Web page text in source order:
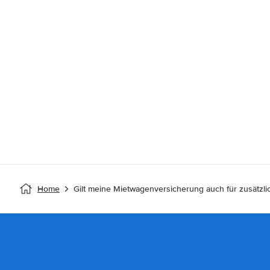
Home Gilt meine Mietwagenversicherung auch für